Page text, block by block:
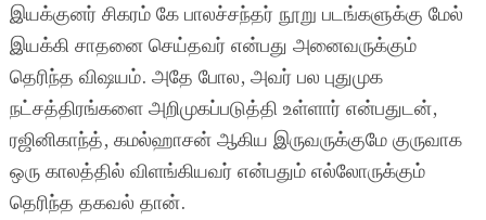
இயக்குனர் சிகரம் கே பாலச்சந்தர் நூறு படங்களுக்கு மேல்
இயக்கி சாதனை செய்தவர் என்பது அனைவருக்கும்
தெரிந்த விஷயம். அதே போல, அவர் பல புதுமுக
நட்சத்திரங்களை அறிமுகப்படுத்தி உள்ளார் என்பதுடன்,
ரஜினிகாந்த், கமல்ஹாசன் ஆகிய இருவருக்குமே குருவாக
ஒரு காலத்தில் விளங்கியவர் என்பதும் எல்லோருக்கும்
தெரிந்த தகவல் தான்.